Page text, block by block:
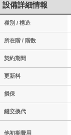
設備詳細情報
種別 / 構造
所在階 / 階数
契約期間
更新料
損保
鍵交換代
他初期費用